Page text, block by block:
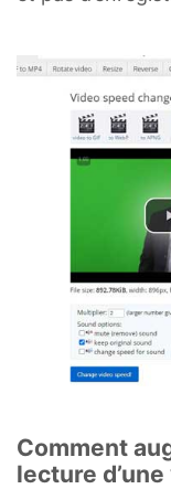
Comment
lecture